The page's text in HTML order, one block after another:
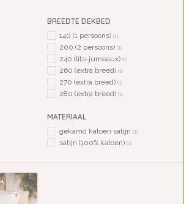
BREEDTE DEKBED
140 (1 persoons) (1)
200 (2 persoons) (1)
240 (lits-jumeaux) (1)
260 (extra breed) (1)
270 (extra breed) (1)
280 (extra breed) (1)
MATERIAAL
gekamd katoen satijn (1)
satijn (100% katoen) (1)